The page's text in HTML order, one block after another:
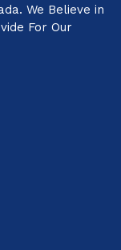
We Believe in
For Our